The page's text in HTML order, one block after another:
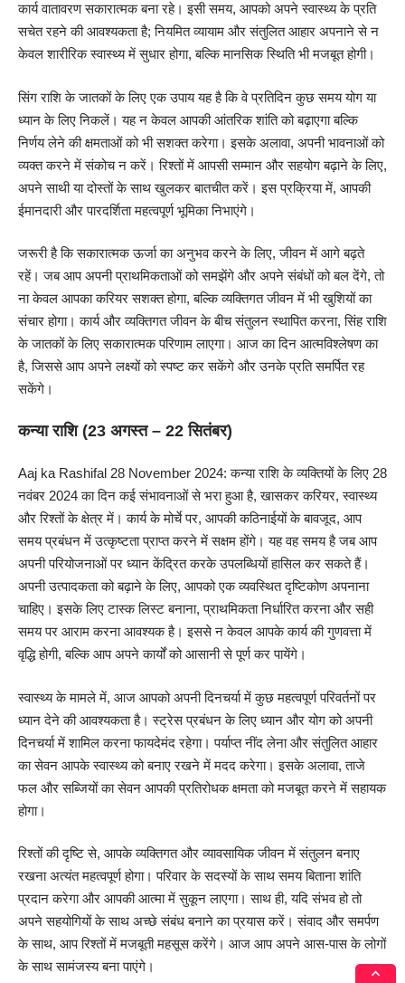
कार्य वातावरण सकारात्मक बना रहे। इसी समय, आपको अपने स्वास्थ्य के प्रति
सचेत रहने की आवश्यकता है; नियमित व्यायाम और संतुलित आहार अपनाने से न
केवल शारीरिक स्वास्थ्य में सुधार होगा, बल्कि मानसिक स्थिति भी मजबूत होगी।
सिंग राशि के जातकों के लिए एक उपाय यह है कि वे प्रतिदिन कुछ समय योग या
ध्यान के लिए निकलें। यह न केवल आपकी आंतरिक शांति को बढ़ाएगा बल्कि
निर्णय लेने की क्षमताओं को भी सशक्त करेगा। इसके अलावा, अपनी भावनाओं को
व्यक्त करने में संकोच न करें। रिश्तों में आपसी सम्मान और सहयोग बढ़ाने के लिए,
अपने साथी या दोस्तों के साथ खुलकर बातचीत करें। इस प्रक्रिया में, आपकी
ईमानदारी और पारदर्शिता महत्वपूर्ण भूमिका निभाएंगे।
जरूरी है कि सकारात्मक ऊर्जा का अनुभव करने के लिए, जीवन में आगे बढ़ते
रहें। जब आप अपनी प्राथमिकताओं को समझेंगे और अपने संबंधों को बल देंगे, तो
ना केवल आपका करियर सशक्त होगा, बल्कि व्यक्तिगत जीवन में भी खुशियों का
संचार होगा। कार्य और व्यक्तिगत जीवन के बीच संतुलन स्थापित करना, सिंह राशि
के जातकों के लिए सकारात्मक परिणाम लाएगा। आज का दिन आत्मविश्लेषण का
है, जिससे आप अपने लक्ष्यों को स्पष्ट कर सकेंगे और उनके प्रति समर्पित रह
सकेंगे।
कन्या राशि (23 अगस्त – 22 सितंबर)
Aaj ka Rashifal 28 November 2024: कन्या राशि के व्यक्तियों के लिए 28
नवंबर 2024 का दिन कई संभावनाओं से भरा हुआ है, खासकर करियर, स्वास्थ्य
और रिश्तों के क्षेत्र में। कार्य के मोर्चे पर, आपकी कठिनाईयों के बावजूद, आप
समय प्रबंधन में उत्कृष्टता प्राप्त करने में सक्षम होंगे। यह वह समय है जब आप
अपनी परियोजनाओं पर ध्यान केंद्रित करके उपलब्धियों हासिल कर सकते हैं।
अपनी उत्पादकता को बढ़ाने के लिए, आपको एक व्यवस्थित दृष्टिकोण अपनाना
चाहिए। इसके लिए टास्क लिस्ट बनाना, प्राथमिकता निर्धारित करना और सही
समय पर आराम करना आवश्यक है। इससे न केवल आपके कार्य की गुणवत्ता में
वृद्धि होगी, बल्कि आप अपने कार्यों को आसानी से पूर्ण कर पायेंगे।
स्वास्थ्य के मामले में, आज आपको अपनी दिनचर्या में कुछ महत्वपूर्ण परिवर्तनों पर
ध्यान देने की आवश्यकता है। स्ट्रेस प्रबंधन के लिए ध्यान और योग को अपनी
दिनचर्या में शामिल करना फायदेमंद रहेगा। पर्याप्त नींद लेना और संतुलित आहार
का सेवन आपके स्वास्थ्य को बनाए रखने में मदद करेगा। इसके अलावा, ताजे
फल और सब्जियों का सेवन आपकी प्रतिरोधक क्षमता को मजबूत करने में सहायक
होगा।
रिश्तों की दृष्टि से, आपके व्यक्तिगत और व्यावसायिक जीवन में संतुलन बनाए
रखना अत्यंत महत्वपूर्ण होगा। परिवार के सदस्यों के साथ समय बिताना शांति
प्रदान करेगा और आपकी आत्मा में सुकून लाएगा। साथ ही, यदि संभव हो तो
अपने सहयोगियों के साथ अच्छे संबंध बनाने का प्रयास करें। संवाद और समर्पण
के साथ, आप रिश्तों में मजबूती महसूस करेंगे। आज आप अपने आस-पास के लोगों
के साथ सामंजस्य बना पाएंगे।